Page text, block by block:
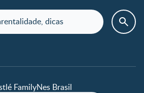
FamilyNes Brasil